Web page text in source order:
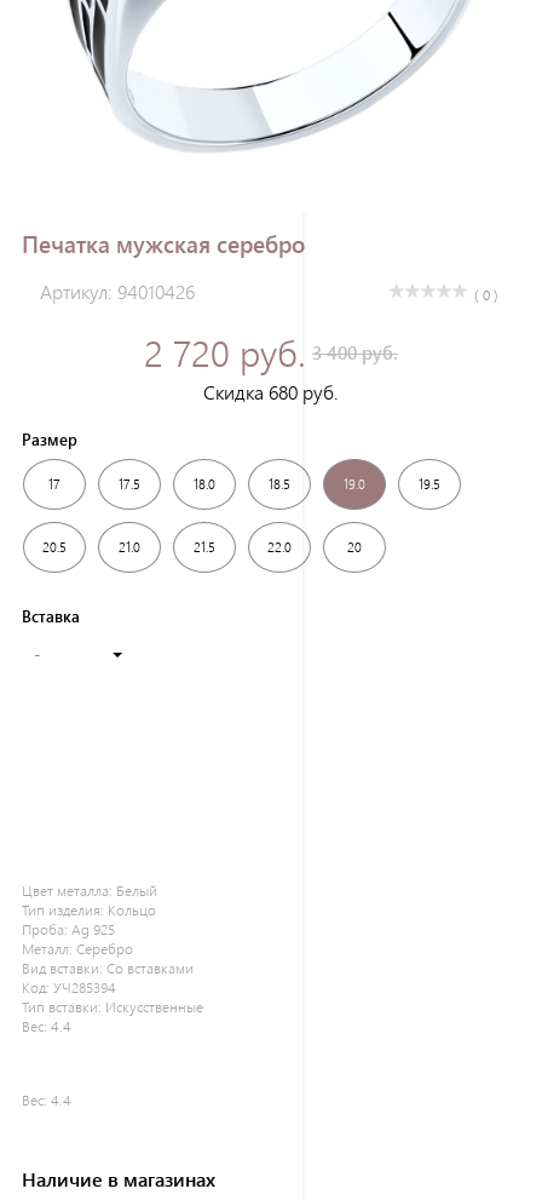
Печатка мужская серебро
Артикул: 94010426 ( 0 )
2 720 руб. 3 400 руб.
Скидка 680 руб.
Размер
17 17.5 18.0 18.5 19.0 19.5
20.5 21.0 21.5 22.0 20
Вставка
-
Цвет металла: Белый
Тип изделия: Кольцо
Проба: Ag 925
Металл: Серебро
Вид вставки: Со вставками
Код: УЧ285394
Тип вставки: Искусственные
Вес: 4.4
Вес: 4.4
Наличие в магазинах
Зарегистрироваться